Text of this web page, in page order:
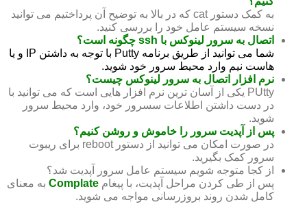
به کمک دستور cat که در بالا به توضیح آن پرداختیم می توانید
نسخه سیستم عامل خود را بررسی کنید.
اتصال به سرور لینوکس با ssh چگونه است؟
شما می توانید از طریق برنامه Putty با توجه به داشتن IP و یا
هاست نیم وارد محیط سرور خود شوید.
نرم افزار اتصال به سرور لینوکس چیست؟
PUtty یکی از آسان ترین نرم افزار هایی است که می توانید با
در دست داشتن اطلاعات سسرور خود، وارد محیط سرور
شوید.
پس از آپدیت سرور را خاموش و روشن کنیم؟
در صورت امکان می توانید از دستور reboot برای ریبوت
سرور کمک بگیرید.
از کجا متوجه شویم سیستم عامل سرور آپدیت شد؟
پس از طی کردن مراحل آپدیت، با پیغام Complate به معنای
کامل شدن روند بروزرسانی مواجه می شوید.